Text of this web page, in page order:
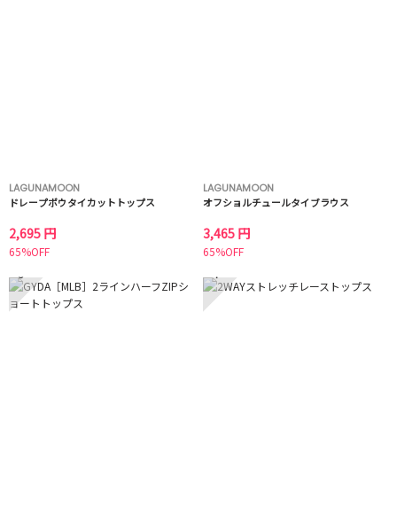
LAGUNAMOON
ドレープボウタイカットトップス
2,695 円
65%OFF
LAGUNAMOON
オフショルチュールタイブラウス
3,465 円
65%OFF
3 4